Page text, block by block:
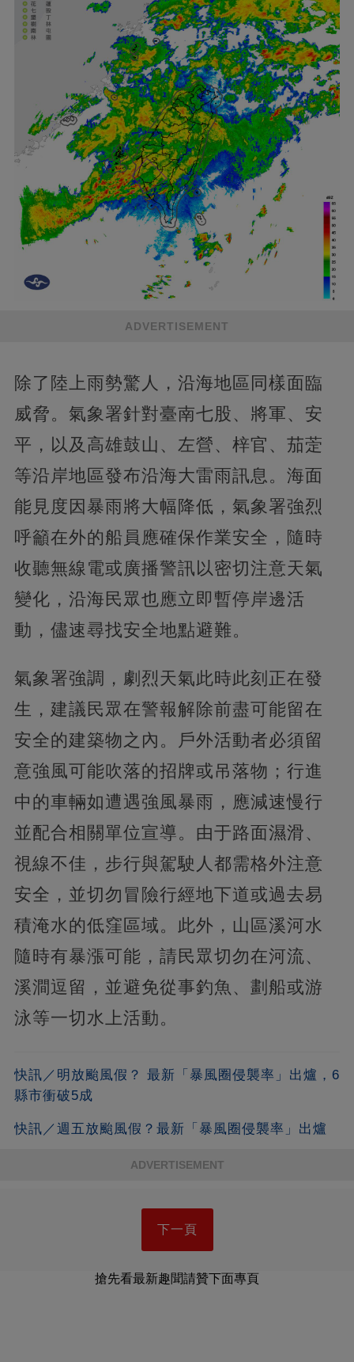
ADVERTISEMENT
除了陸上雨勢驚人，沿海地區同樣面臨
威脅。氣象署針對臺南七股、將軍、安
平，以及高雄鼓山、左營、梓官、茄萣
等沿岸地區發布沿海大雷雨訊息。海面
能見度因暴雨將大幅降低，氣象署強烈
呼籲在外的船員應確保作業安全，隨時
收聽無線電或廣播警訊以密切注意天氣
變化，沿海民眾也應立即暫停岸邊活
動，儘速尋找安全地點避難。
氣象署強調，劇烈天氣此時此刻正在發
生，建議民眾在警報解除前盡可能留在
安全的建築物之內。戶外活動者必須留
意強風可能吹落的招牌或吊落物；行進
中的車輛如遭遇強風暴雨，應減速慢行
並配合相關單位宣導。由于路面濕滑、
視線不佳，步行與駕駛人都需格外注意
安全，並切勿冒險行經地下道或過去易
積淹水的低窪區域。此外，山區溪河水
隨時有暴漲可能，請民眾切勿在河流、
溪澗逗留，並避免從事釣魚、劃船或游
泳等一切水上活動。
快訊／明放颱風假？ 最新「暴風圈侵襲率」出爐，6
縣市衝破5成
快訊／週五放颱風假？最新「暴風圈侵襲率」出爐
ADVERTISEMENT
下一頁
搶先看最新趣聞請贊下面專頁